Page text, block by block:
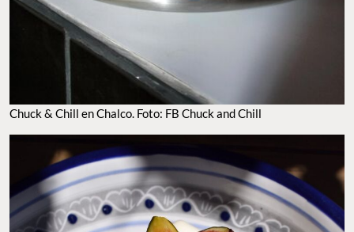
Chuck & Chill en Chalco. Foto: FB Chuck and Chill